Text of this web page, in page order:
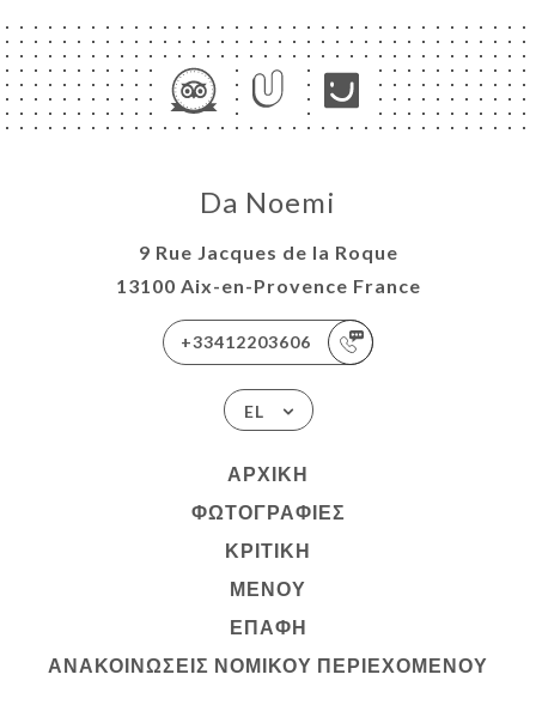
Da Noemi
9 Rue Jacques de la Roque
13100 Aix-en-Provence France
+33412203606
EL
ΑΡΧΙΚΉ
ΦΩΤΟΓΡΑΦΊΕΣ
ΚΡΙΤΙΚΉ
ΜΕΝΟΎ
ΕΠΑΦΉ
ΑΝΑΚΟΙΝΏΣΕΙΣ ΝΟΜΙΚΟΎ ΠΕΡΙΕΧΟΜΈΝΟΥ